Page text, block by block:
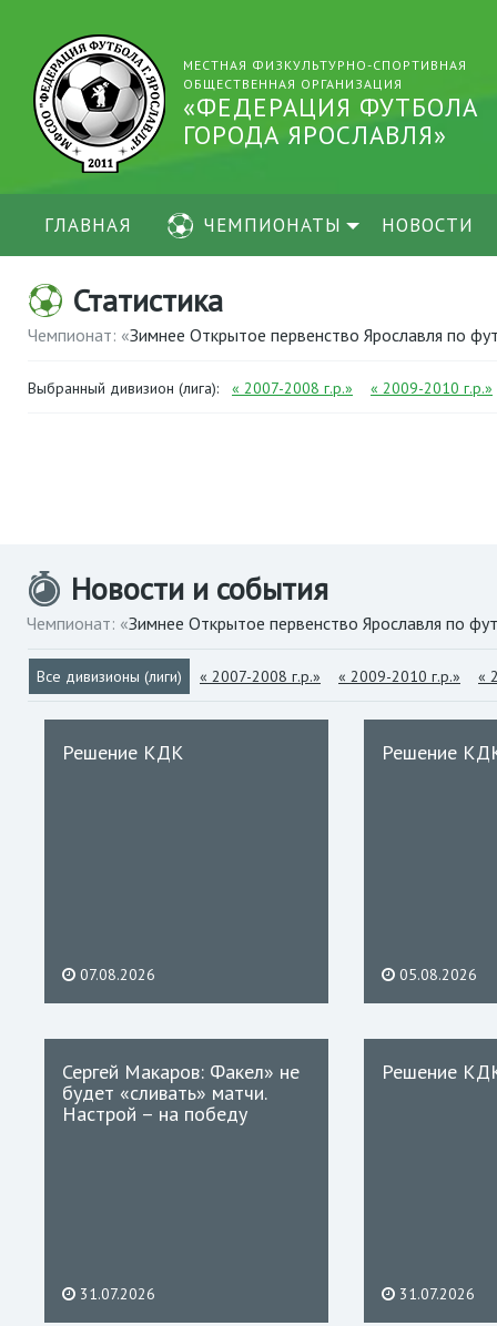
МЕСТНАЯ ФИЗКУЛЬТУРНО-СПОРТИВНАЯ
ОБЩЕСТВЕННАЯ ОРГАНИЗАЦИЯ
«ФЕДЕРАЦИЯ ФУТБОЛА
ГОРОДА ЯРОСЛАВЛЯ»
ГЛАВНАЯ ЧЕМПИОНАТЫ НОВОСТИ
Статистика
Чемпионат: «Зимнее Открытое первенство Ярославля по
Выбранный дивизион (лига): « 2007-2008 г.р.» « 2009-2010 г.р.»
Новости и события
Чемпионат: «Зимнее Открытое первенство Ярославля по
Все дивизионы (лиги) « 2007-2008 г.р.» « 2009-2010 г.р.» «
Решение КДК
07.08.2026
Решение
05.08.2026
Сергей Макаров: Факел» не
будет «сливать» матчи.
Настрой – на победу
31.07.2026
Решение
31.07.2026